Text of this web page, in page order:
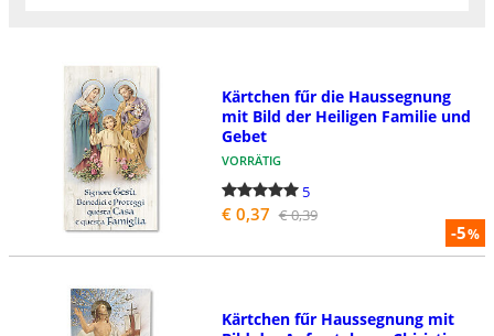
-5%
Kärtchen fűr die Haussegnung
mit Bild der Heiligen Familie und
Gebet
VORRÄTIG
5
€ 0,37 € 0,39
Kärtchen fűr Haussegnung mit